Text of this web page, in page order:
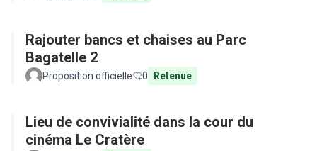
Rajouter bancs et chaises au Parc
Bagatelle 2
Proposition officielle 0 Retenue
Lieu de convivialité dans la cour du
cinéma Le Cratère